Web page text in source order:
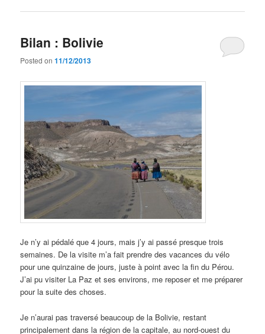
Bilan : Bolivie
Posted on11/12/2013
Je n’y ai pédalé que 4 jours, mais j’y ai passé presque trois
semaines. De la visite m’a fait prendre des vacances du vélo
pour une quinzaine de jours, juste à point avec la fin du Pérou.
J’ai pu visiter La Paz et ses environs, me reposer et me préparer
pour la suite des choses.
Je n’aurai pas traversé beaucoup de la Bolivie, restant
principalement dans la région de la capitale, au nord-ouest du